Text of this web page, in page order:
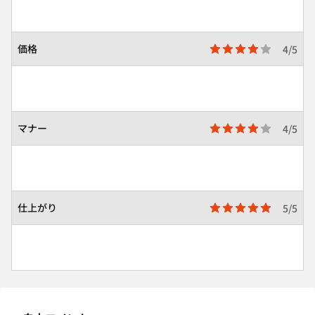
価格 4/5
マナー 4/5
仕上がり 5/5